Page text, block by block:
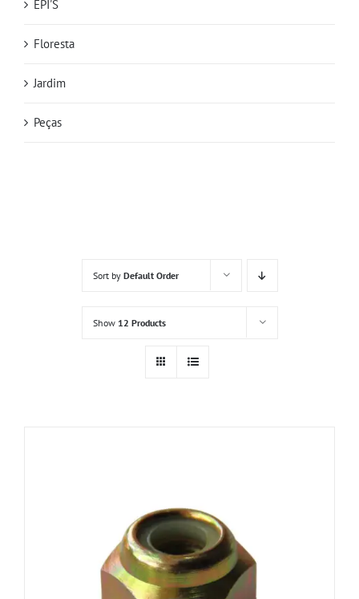
Sort by Default Order
Show 12 Products
EPI'S
Floresta
Jardim
Peças